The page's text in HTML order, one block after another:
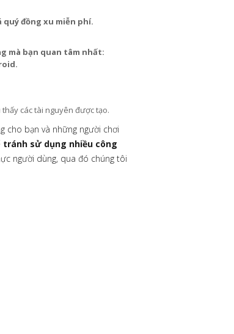
quý đồng xu miễn phí.
mà bạn quan tâm nhất:
các tài nguyên được tạo.
cho bạn và những người chơi
tránh sử dụng nhiều công
người dùng, qua đó chúng tôi